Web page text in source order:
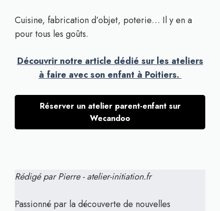
Cuisine, fabrication d’objet, poterie… Il y en a
pour tous les goûts.
Découvrir notre article dédié sur les ateliers
à faire avec son enfant à Poitiers.
Réserver un atelier parent-enfant sur
Wecandoo
Rédigé par Pierre - atelier-initiation.fr
Passionné par la découverte de nouvelles